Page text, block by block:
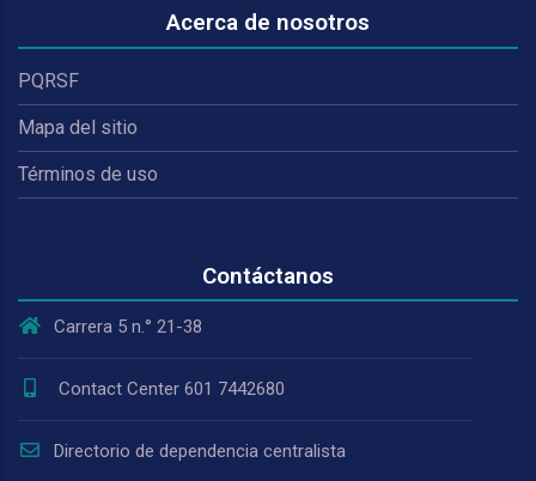
Acerca de nosotros
PQRSF
Mapa del sitio
Términos de uso
Contáctanos
Carrera 5 n.° 21-38
Contact Center 601 7442680
Directorio de dependencia centralista